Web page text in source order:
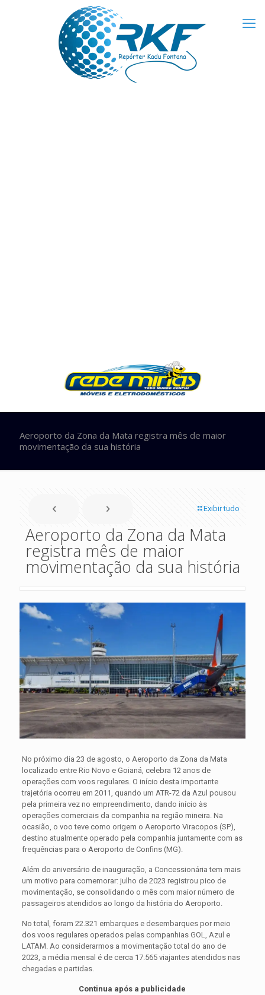
Aeroporto da Zona da Mata registra mês de maior
movimentação da sua história
Exibir tudo
Aeroporto da Zona da Mata
registra mês de maior
movimentação da sua história
No próximo dia 23 de agosto, o Aeroporto da Zona da Mata
localizado entre Rio Novo e Goianá, celebra 12 anos de
operações com voos regulares. O início desta importante
trajetória ocorreu em 2011, quando um ATR-72 da Azul pousou
pela primeira vez no empreendimento, dando início às
operações comerciais da companhia na região mineira. Na
ocasião, o voo teve como origem o Aeroporto Viracopos (SP),
destino atualmente operado pela companhia juntamente com as
frequências para o Aeroporto de Confins (MG).
Além do aniversário de inauguração, a Concessionária tem mais
um motivo para comemorar: julho de 2023 registrou pico de
movimentação, se consolidando o mês com maior número de
passageiros atendidos ao longo da história do Aeroporto.
No total, foram 22.321 embarques e desembarques por meio
dos voos regulares operados pelas companhias GOL, Azul e
LATAM. Ao considerarmos a movimentação total do ano de
2023, a média mensal é de cerca 17.565 viajantes atendidos nas
chegadas e partidas.
Continua após a publicidade